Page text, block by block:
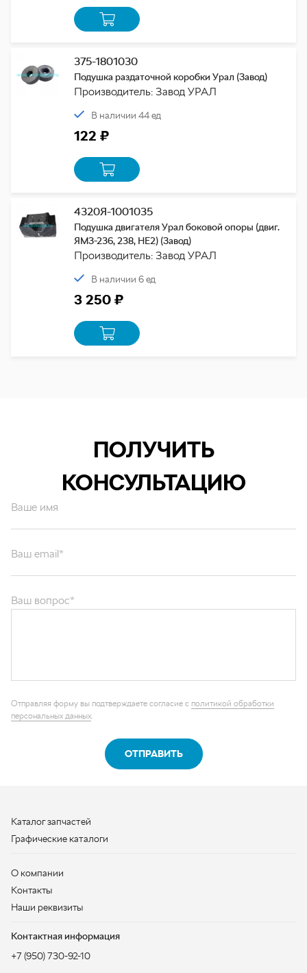
375-1801030
Подушка раздаточной коробки Урал (Завод)
Производитель: Завод УРАЛ
В наличии 44 ед
122 ₽
4320Я-1001035
Подушка двигателя Урал боковой опоры (двиг.
ЯМЗ-236, 238, НЕ2) (Завод)
Производитель: Завод УРАЛ
В наличии 6 ед
3 250 ₽
ПОЛУЧИТЬ
КОНСУЛЬТАЦИЮ
Ваше имя
персональных данных
Каталог запчастей
Контактная информация
+7 (950) 730-92-10
uralavtozap@yandex.ru
г. Миасс, Тургоякское шоссе, д. 11/63
Полная контактная информация